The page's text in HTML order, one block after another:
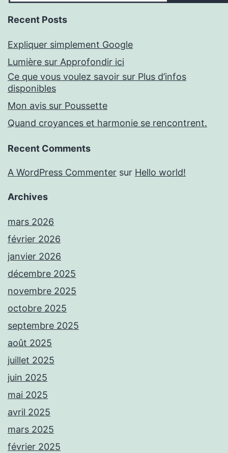
Recent Posts
Expliquer simplement Google
Lumière sur Approfondir ici
Ce que vous voulez savoir sur Plus d’infos
disponibles
Mon avis sur Poussette
Quand croyances et harmonie se rencontrent.
Recent Comments
A WordPress Commenter sur Hello world!
Archives
mars 2026
février 2026
janvier 2026
décembre 2025
novembre 2025
octobre 2025
septembre 2025
août 2025
juillet 2025
juin 2025
mai 2025
avril 2025
mars 2025
février 2025